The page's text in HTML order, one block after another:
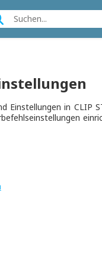
Einstellungen in CLIP